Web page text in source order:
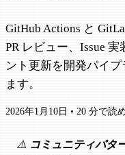
GitHub Actions と
PR レビュー、Issue
ント更新を開発パイ
ます。
2026年1月10日 • 20 分で読
⚠️ コミュニティパタ